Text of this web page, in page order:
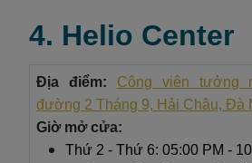
4. Helio Center
Địa điểm:
Công viên tưởng
đường 2 Tháng 9, Hải Châu, Đà
Giờ mở cửa:
Thứ 2 - Thứ 6: 05:00 PM -